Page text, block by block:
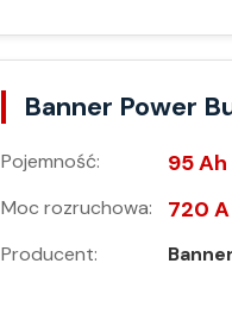
Banner Power
Pojemność: 95 Ah
Moc rozruchowa: 720 A
Producent: Banner